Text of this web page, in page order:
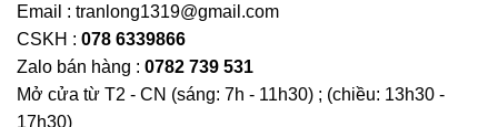
Email : tranlong1319@gmail.com
CSKH : 078 6339866
Zalo bán hàng : 0782 739 531
Mở cửa từ T2 - CN (sáng: 7h - 11h30) ; (chiều: 13h30 -
17h30)